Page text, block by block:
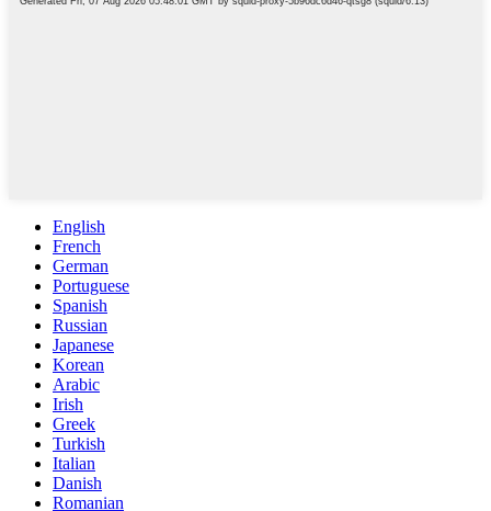
English
French
German
Portuguese
Spanish
Russian
Japanese
Korean
Arabic
Irish
Greek
Turkish
Italian
Danish
Romanian